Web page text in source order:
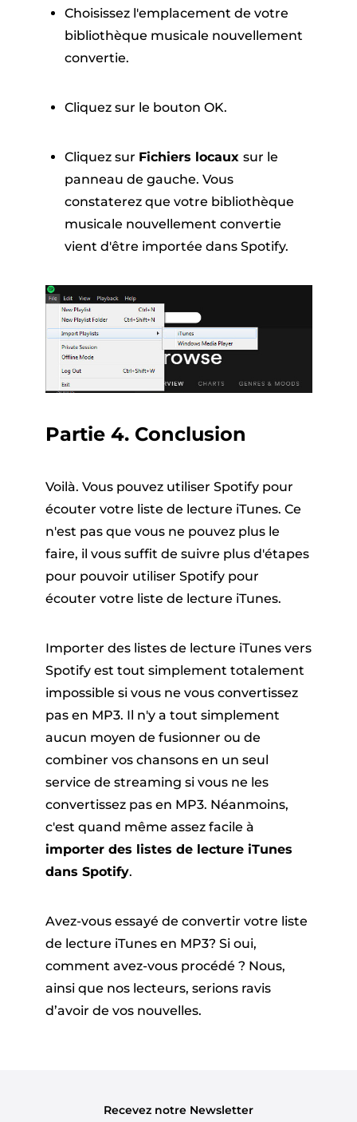
Choisissez l'emplacement de votre
bibliothèque musicale nouvellement
convertie.
Cliquez sur le bouton OK.
Cliquez sur Fichiers locaux sur le
panneau de gauche. Vous
constaterez que votre bibliothèque
musicale nouvellement convertie
vient d'être importée dans Spotify.
Partie 4. Conclusion
Voilà. Vous pouvez utiliser Spotify pour
écouter votre liste de lecture iTunes. Ce
n'est pas que vous ne pouvez plus le
faire, il vous suffit de suivre plus d'étapes
pour pouvoir utiliser Spotify pour
écouter votre liste de lecture iTunes.
Importer des listes de lecture iTunes vers
Spotify est tout simplement totalement
impossible si vous ne vous convertissez
pas en MP3. Il n'y a tout simplement
aucun moyen de fusionner ou de
combiner vos chansons en un seul
service de streaming si vous ne les
convertissez pas en MP3. Néanmoins,
c'est quand même assez facile à
importer des listes de lecture iTunes
dans Spotify.
Avez-vous essayé de convertir votre liste
de lecture iTunes en MP3? Si oui,
comment avez-vous procédé ? Nous,
ainsi que nos lecteurs, serions ravis
d’avoir de vos nouvelles.
Recevez notre Newsletter